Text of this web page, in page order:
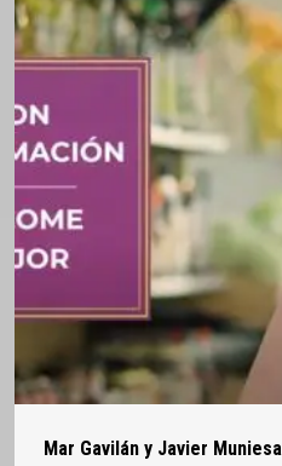
Mar Gavilán y Javier Muniesa